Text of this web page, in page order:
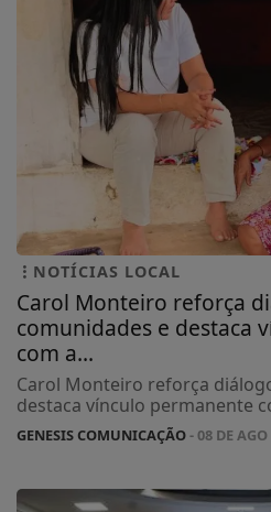
NOTÍCIAS LOCAL
Carol Monteiro reforça
comunidades e destaca
com a...
Carol Monteiro reforça
destaca vínculo permanente
GENESIS COMUNICAÇÃO- 08 DE AGO